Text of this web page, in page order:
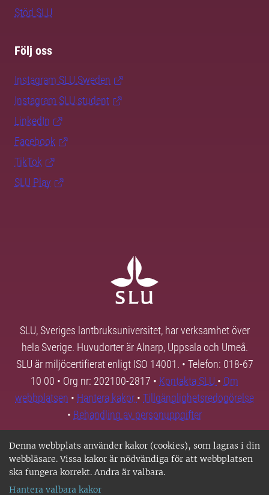
Denna webbplats använder kakor (cookies), som lagras i din
webbläsare. Vissa kakor är nödvändiga för att webbplatsen
ska fungera korrekt. Andra är valbara.
Hantera valbara kakor
Stöd SLU
Följ oss
Instagram SLU.Sweden
Instagram SLU.student
LinkedIn
Facebook
TikTok
SLU Play
SLU, Sveriges lantbruksuniversitet, har verksamhet över
hela Sverige. Huvudorter är Alnarp, Uppsala och Umeå.
SLU är miljöcertifierat enligt ISO 14001. • Telefon: 018-67
10 00 • Org nr: 202100-2817 • Kontakta SLU • Om
webbplatsen • Hantera kakor • Tillgänglighetsredogörelse
• Behandling av personuppgifter